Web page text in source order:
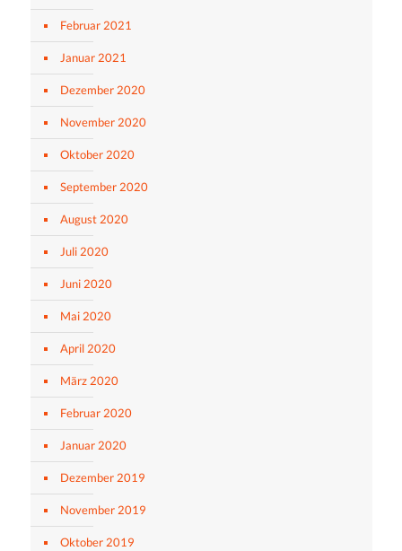
Februar 2021
Januar 2021
Dezember 2020
November 2020
Oktober 2020
September 2020
August 2020
Juli 2020
Juni 2020
Mai 2020
April 2020
März 2020
Februar 2020
Januar 2020
Dezember 2019
November 2019
Oktober 2019